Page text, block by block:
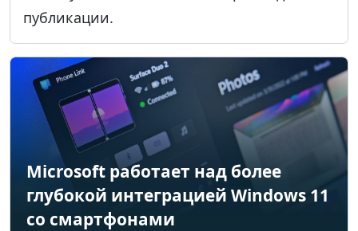
публикации.
Microsoft работает над более
глубокой интеграцией Windows 11
со смартфонами